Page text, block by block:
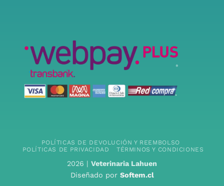
POLÍTICAS DE DEVOLUCIÓN Y REEMBOLSO
POLÍTICAS DE PRIVACIDAD
TÉRMINOS Y CONDICIONES
2026 | Veterinaria Lahuen
Diseñado por Softem.cl